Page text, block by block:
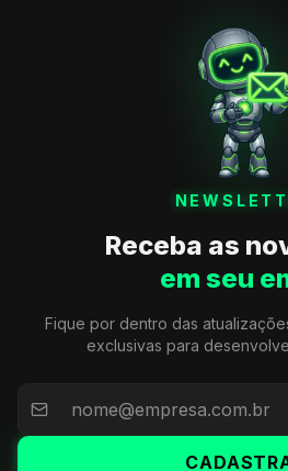
Receba as
em seu
Fique por dentro das
exclusivas para